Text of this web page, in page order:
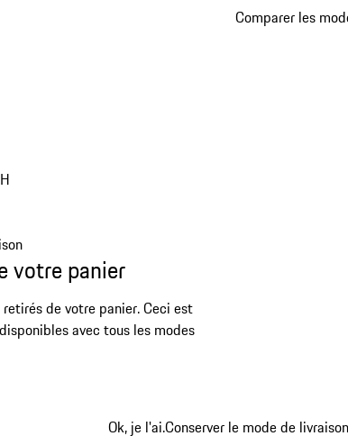
Comparer les
votre panier
de votre panier. Ceci est
avec tous les modes
Ok, je l'ai.Conserver le mode de livraison